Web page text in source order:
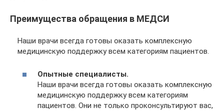
Преимущества обращения в МЕДСИ
Наши врачи всегда готовы оказать комплексную
медицинскую поддержку всем категориям пациентов.
Опытные специалисты.
Наши врачи всегда готовы оказать комплексную
медицинскую поддержку всем категориям
пациентов. Они не только проконсультируют вас,